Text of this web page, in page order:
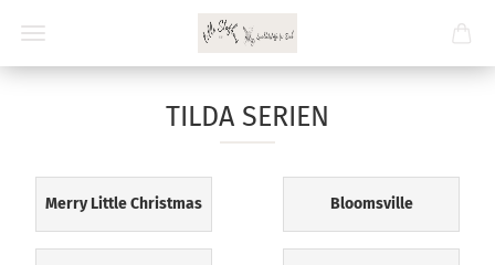
TILDA SERIEN
Merry Little Christmas Bloomsville